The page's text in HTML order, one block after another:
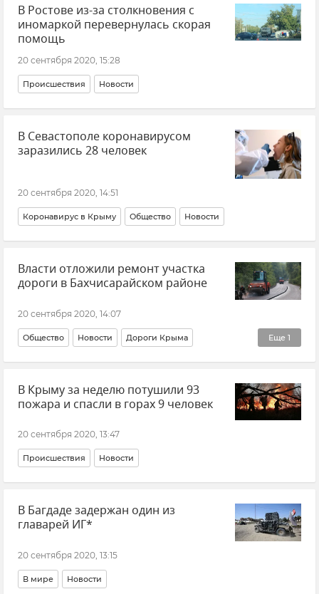
В Ростове из-за столкновения с
иномаркой перевернулась скорая
помощь
20 сентября 2020, 15:28
Происшествия Новости
В Севастополе коронавирусом
заразились 28 человек
20 сентября 2020, 14:51
Коронавирус в Крыму Общество Новости
Власти отложили ремонт участка
дороги в Бахчисарайском районе
20 сентября 2020, 14:07
Еще 1
Общество Новости Дороги Крыма
Ремонт дорог
В Крыму за неделю потушили 93
пожара и спасли в горах 9 человек
20 сентября 2020, 13:47
Происшествия Новости
В Багдаде задержан один из
главарей ИГ*
20 сентября 2020, 13:15
В мире Новости